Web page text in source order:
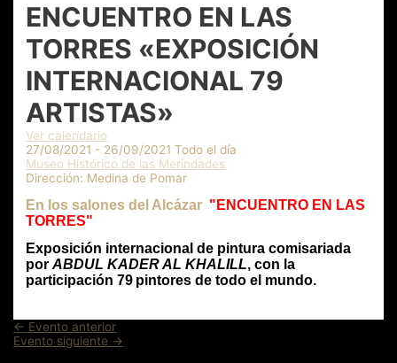
ENCUENTRO EN LAS
TORRES «EXPOSICIÓN
INTERNACIONAL 79
ARTISTAS»
Ver calendario
27/08/2021 - 26/09/2021 Todo el día
Museo Histórico de las Merindades
Dirección: Medina de Pomar
En los salones del Alcázar "ENCUENTRO EN LAS
TORRES"
Exposición internacional de pintura comisariada
porABDUL KADER AL KHALILL, con la
participación 79 pintores de todo el mundo.
Navegación
de
← Evento anterior
Evento siguiente →